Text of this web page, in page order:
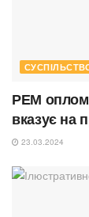
РЕМ
вказує на
23.03.2024